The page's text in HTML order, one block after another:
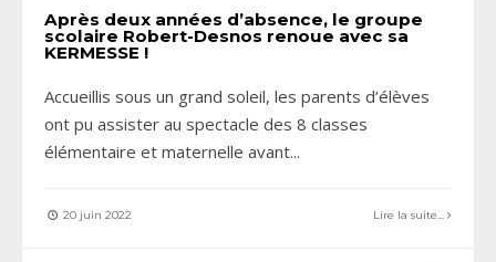
Après deux années d’absence, le groupe
scolaire Robert-Desnos renoue avec sa
KERMESSE !
Accueillis sous un grand soleil, les parents d’élèves
ont pu assister au spectacle des 8 classes
élémentaire et maternelle avant...
20 juin 2022 Lire la suite...